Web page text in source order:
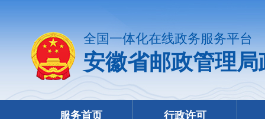
全国一体化在线政务服务平台
安徽省邮政管理
服务首页 行政许可